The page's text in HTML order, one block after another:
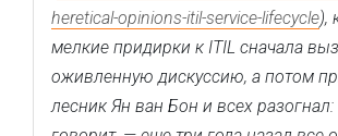
heretical-opinions-itil-service-lifecycle),
мелкие придирки к ITIL сначала
оживленную дискуссию, а потом
лесник Ян ван Бон и всех